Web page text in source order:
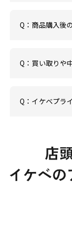
Q：商品購入後
Q：買い取りや
Q：イケベプラ